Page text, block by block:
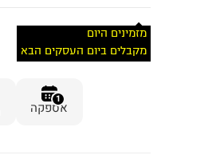
מזמינים היום
מקבלים ביום העסקים הבא
1
אספקה